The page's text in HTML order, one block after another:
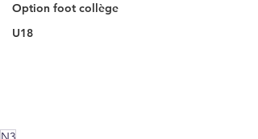
Option foot collège
U18